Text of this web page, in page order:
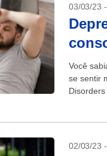
03/03/23
Você
se sentir
02/03/23